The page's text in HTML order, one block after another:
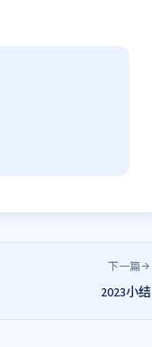
下一篇
2023小结